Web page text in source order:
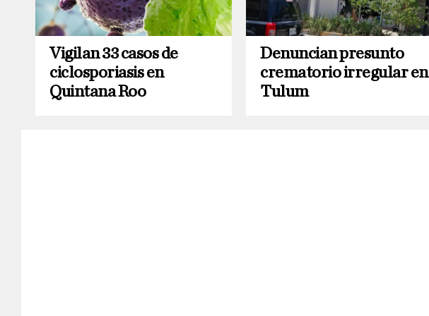
Vigilan 33 casos de
ciclosporiasis en
Quintana Roo
Denuncian presunto
crematorio irregular en
Tulum